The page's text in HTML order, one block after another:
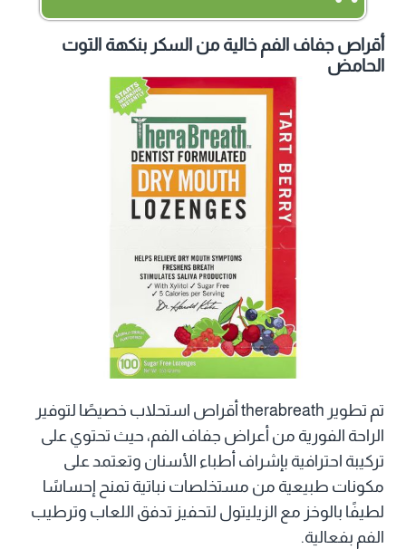
أقراص جفاف الفم خالية من السكر بنكهة التوت
الحامض
تم تطوير therabreath أقراص استحلاب خصيصًا لتوفير
الراحة الفورية من أعراض جفاف الفم، حيث تحتوي على
تركيبة احترافية بإشراف أطباء الأسنان وتعتمد على
مكونات طبيعية من مستخلصات نباتية تمنح إحساسًا
لطيفًا بالوخز مع الزيليتول لتحفيز تدفق اللعاب وترطيب
الفم بفعالية.